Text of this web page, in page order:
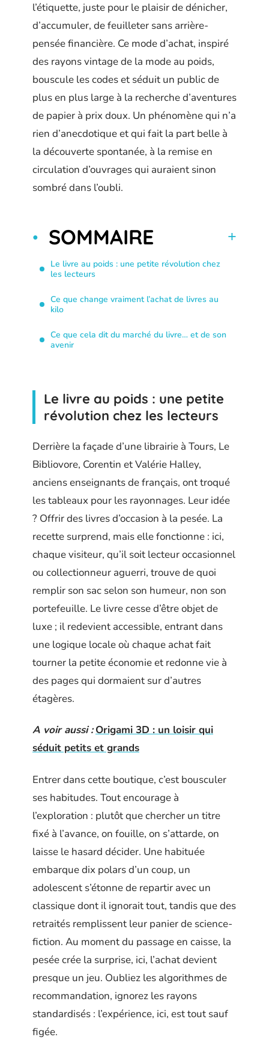
l’étiquette, juste pour le plaisir de dénicher,
d’accumuler, de feuilleter sans arrière-
pensée financière. Ce mode d’achat, inspiré
des rayons vintage de la mode au poids,
bouscule les codes et séduit un public de
plus en plus large à la recherche d’aventures
de papier à prix doux. Un phénomène qui n’a
rien d’anecdotique et qui fait la part belle à
la découverte spontanée, à la remise en
circulation d’ouvrages qui auraient sinon
sombré dans l’oubli.
SOMMAIRE
Le livre au poids : une petite révolution chez
les lecteurs
Ce que change vraiment l’achat de livres au
kilo
Ce que cela dit du marché du livre… et de son
avenir
Le livre au poids : une petite
révolution chez les lecteurs
Derrière la façade d’une librairie à Tours, Le
Bibliovore, Corentin et Valérie Halley,
anciens enseignants de français, ont troqué
les tableaux pour les rayonnages. Leur idée
? Offrir des livres d’occasion à la pesée. La
recette surprend, mais elle fonctionne : ici,
chaque visiteur, qu’il soit lecteur occasionnel
ou collectionneur aguerri, trouve de quoi
remplir son sac selon son humeur, non son
portefeuille. Le livre cesse d’être objet de
luxe ; il redevient accessible, entrant dans
une logique locale où chaque achat fait
tourner la petite économie et redonne vie à
des pages qui dormaient sur d’autres
étagères.
A voir aussi : Origami 3D : un loisir qui
séduit petits et grands
Entrer dans cette boutique, c’est bousculer
ses habitudes. Tout encourage à
l’exploration : plutôt que chercher un titre
fixé à l’avance, on fouille, on s’attarde, on
laisse le hasard décider. Une habituée
embarque dix polars d’un coup, un
adolescent s’étonne de repartir avec un
classique dont il ignorait tout, tandis que des
retraités remplissent leur panier de science-
fiction. Au moment du passage en caisse, la
pesée crée la surprise, ici, l’achat devient
presque un jeu. Oubliez les algorithmes de
recommandation, ignorez les rayons
standardisés : l’expérience, ici, est tout sauf
figée.